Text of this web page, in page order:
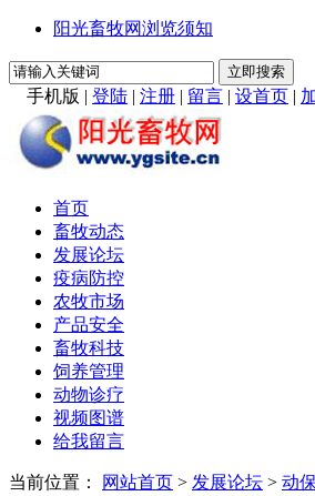
阳光畜牧网浏览须知
手机版 | 登陆 | 注册 | 留言 | 设首页 |
首页
畜牧动态
发展论坛
疫病防控
农牧市场
产品安全
畜牧科技
饲养管理
动物诊疗
视频图谱
给我留言
当前位置： 网站首页 > 发展论坛 > 动